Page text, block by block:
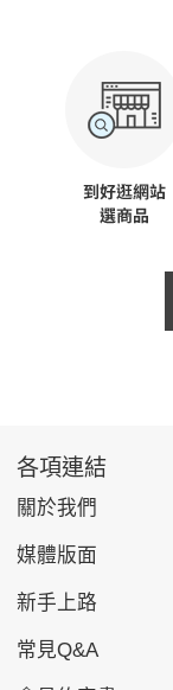
各項連結
關於我們
媒體版面
新手上路
常見Q&A